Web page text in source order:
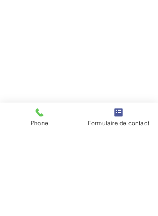
Paiement 100 % sécurisé
Phone Formulaire de contact